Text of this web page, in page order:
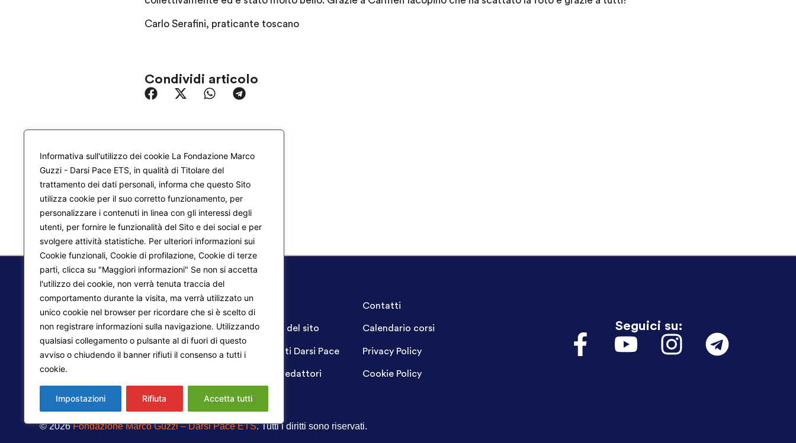
Informativa sull'utilizzo dei cookie La Fondazione Marco
Guzzi - Darsi Pace ETS, in qualità di Titolare del
trattamento dei dati personali, informa che questo Sito
utilizza cookie per il suo corretto funzionamento, per
personalizzare i contenuti in linea con gli interessi degli
utenti, per fornire le funzionalità del Sito e dei social e per
svolgere attività statistiche. Per ulteriori informazioni sui
Cookie funzionali, Cookie di profilazione, Cookie di terze
parti, clicca su "Maggiori informazioni" Se non si accetta
l'utilizzo dei cookie, non verrà tenuta traccia del
comportamento durante la visita, ma verrà utilizzato un
unico cookie nel browser per ricordare che si è scelto di
non registrare informazioni sulla navigazione. Utilizzando
qualsiasi collegamento o pulsante al di fuori di questo
avviso o chiudendo il banner rifiuti il consenso a tutti i
cookie.
Impostazioni Rifiuta Accetta tutti
Carlo Serafini, praticante toscano
Condividi articolo
Liberazione interiore
Trasformazione del mondo
Mappa del sito
Progetti Darsi Pace
Login redattori
Contatti
Calendario corsi
Privacy Policy
Cookie Policy
Seguici su:
© 2026Fondazione Marco Guzzi – Darsi Pace ETS. Tutti i diritti sono riservati.